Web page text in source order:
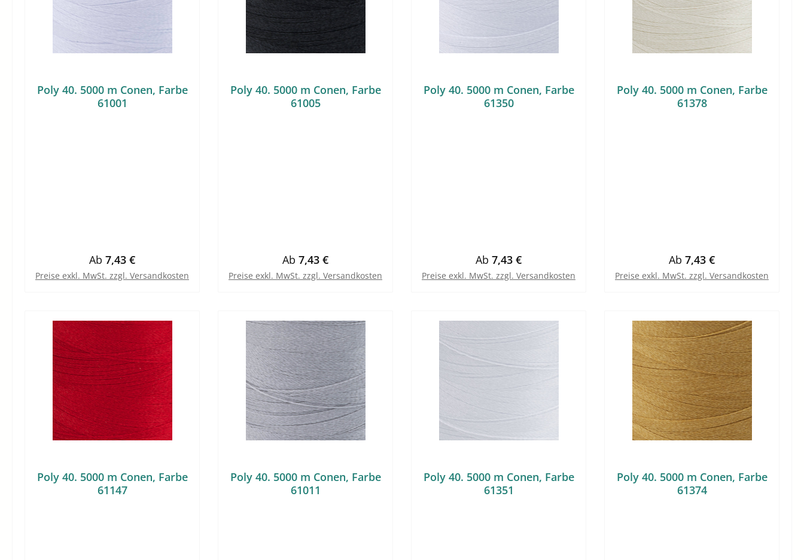
Poly 40. 5000 m Conen, Farbe
61001
Regulärer Preis:
Ab 7,43 €
Preise exkl. MwSt. zzgl. Versandkosten
Poly 40. 5000 m Conen, Farbe
61005
Regulärer Preis:
Ab 7,43 €
Preise exkl. MwSt. zzgl. Versandkosten
Poly 40. 5000 m Conen, Farbe
61350
Regulärer Preis:
Ab 7,43 €
Preise exkl. MwSt. zzgl. Versandkosten
Poly 40. 5000 m Conen, Farbe
61378
Regulärer Preis:
Ab 7,43 €
Preise exkl. MwSt. zzgl. Versandkosten
Poly 40. 5000 m Conen, Farbe
61147
Poly 40. 5000 m Conen, Farbe
61011
Poly 40. 5000 m Conen, Farbe
61351
Poly 40. 5000 m Conen, Farbe
61374